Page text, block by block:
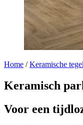
Home /Keramische
Keramisch
Voor een